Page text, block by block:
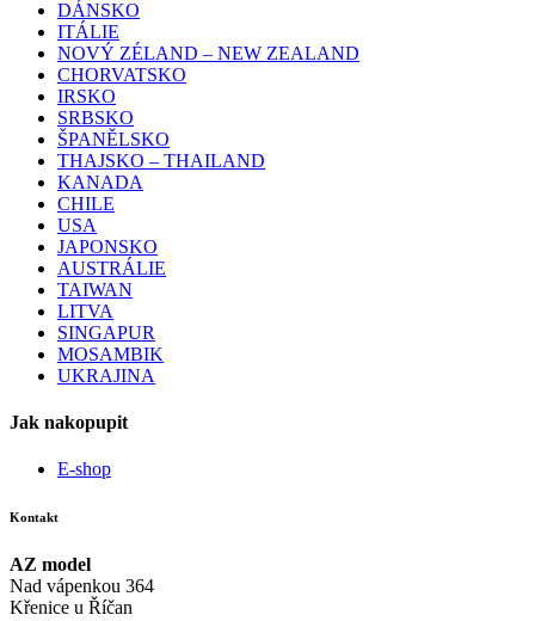
DÁNSKO
ITÁLIE
NOVÝ ZÉLAND – NEW ZEALAND
CHORVATSKO
IRSKO
SRBSKO
ŠPANĚLSKO
THAJSKO – THAILAND
KANADA
CHILE
USA
JAPONSKO
AUSTRÁLIE
TAIWAN
LITVA
SINGAPUR
MOSAMBIK
UKRAJINA
Jak nakopupit
E-shop
Kontakt
AZ model
Nad vápenkou 364
Křenice u Říčan